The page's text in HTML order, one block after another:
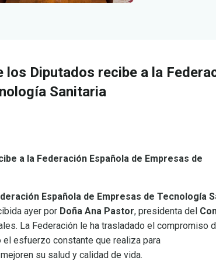
Diputados recibe a la
Sanitaria
a la Federación Española de Empresas de
Española de Empresas de Tecnología
ayer por Doña Ana Pastor, presidenta del
La Federación le ha trasladado el compromiso
esfuerzo constante que realiza para
su salud y calidad de vida.